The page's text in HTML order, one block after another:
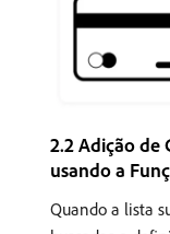
2.2 Adição
usando a
Quando a lista